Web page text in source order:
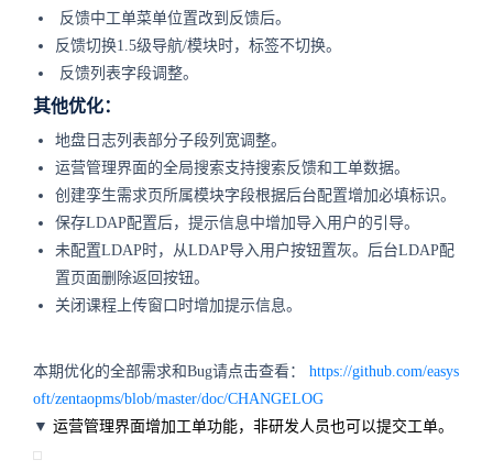
反馈中工单菜单位置改到反馈后。
反馈切换1.5级导航/模块时，标签不切换。
反馈列表字段调整。
其他优化：
地盘日志列表部分子段列宽调整。
运营管理界面的全局搜索支持搜索反馈和工单数据。
创建孪生需求页所属模块字段根据后台配置增加必填标识。
保存LDAP配置后，提示信息中增加导入用户的引导。
未配置LDAP时，从LDAP导入用户按钮置灰。后台LDAP配
置页面删除返回按钮。
关闭课程上传窗口时增加提示信息。
本期优化的全部需求和Bug请点击查看： https://github.com/easys
oft/zentaopms/blob/master/doc/CHANGELOG
▼ 运营管理界面增加工单功能，非研发人员也可以提交工单。